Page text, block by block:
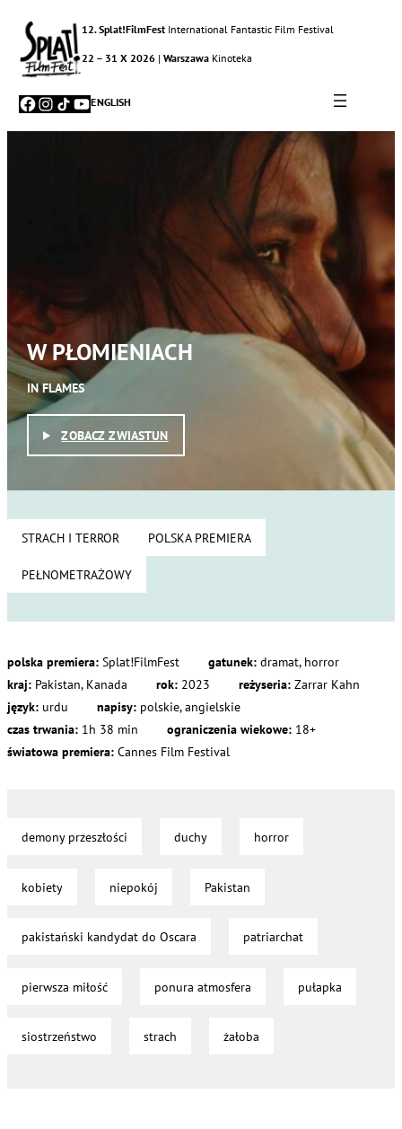
12. Splat!FilmFest International Fantastic Film Festival
22 – 31 X 2026 |Warszawa Kinoteka
ENGLISH
Facebook
Instagram
TikTok
YouTube
W PŁOMIENIACH
IN FLAMES
ZOBACZ ZWIASTUN
STRACH I TERROR POLSKA PREMIERA
PEŁNOMETRAŻOWY
polska premiera: Splat!FilmFest gatunek: dramat, horror
kraj: Pakistan, Kanada rok: 2023 reżyseria: Zarrar Kahn
język: urdu napisy: polskie, angielskie
czas trwania: 1h 38 min ograniczenia wiekowe: 18+
światowa premiera: Cannes Film Festival
demony przeszłości duchy horror
kobiety niepokój Pakistan
pakistański kandydat do Oscara patriarchat
pierwsza miłość ponura atmosfera pułapka
siostrzeństwo strach żałoba